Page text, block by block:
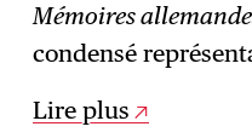
Mémoires
condensé
Lire plus